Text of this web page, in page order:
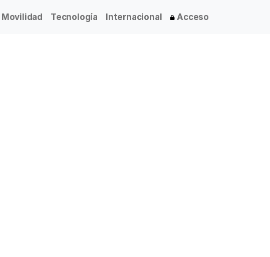
Movilidad Tecnología Internacional Acceso